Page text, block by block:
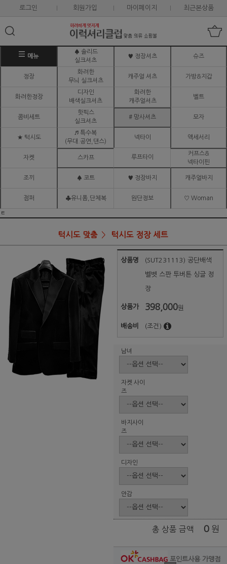
로그인 회원가입 마이페이지 최근본상품
메뉴
♠ 솔리드
실크셔츠
♥ 정장셔츠 슈즈
정장
화려한
무늬 실크셔츠
캐주얼 셔츠 가방&지갑
화려한정장
디자인
배색실크셔츠
화려한
캐주얼셔츠
벨트
콤비세트
핫픽스
실크셔츠
# 망사셔츠 모자
★ 턱시도
♬ 특수복
(무대.공연,댄스)
넥타이 액세서리
자켓 스카프 루프타이
커프스&
넥타이핀
조끼 ♠ 코트 ♥ 정장바지 캐주얼바지
점퍼 ♣유니폼,단체복 원단정보 ♡ Woman
ㅌ
턱시도 맞춤 턱시도 정장 세트
상품명 (SUT231113) 공단배색
벨벳 스판 투버튼 싱글 정
장
상품가 398,000원
배송비 (조건)
남녀
자켓 사이
즈
바지사이
즈
디자인
안감
총 상품 금액 0 원
포인트사용 가맹점